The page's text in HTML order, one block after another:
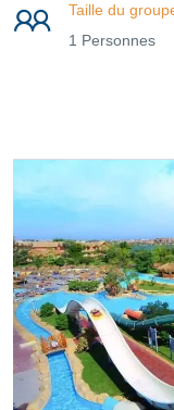
Taille du
1 Personnes